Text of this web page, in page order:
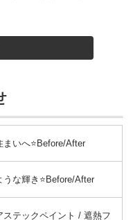
まいへ⭐️Before/After
うな輝き⭐️Before/After
ステックペイント / 遮熱フ